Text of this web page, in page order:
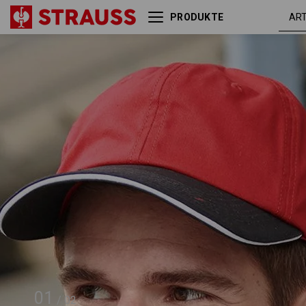
PRODUKTE
01 / 02
e.s. Cap color rot /